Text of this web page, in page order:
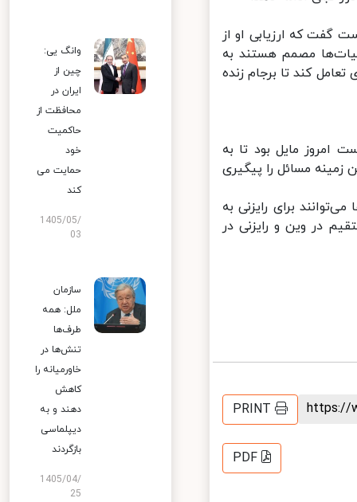
گفت که ارزیابی او از
مصمم هستند به
کند تا برجام زنده
مایل بود تا به
مسائل را پیگیری
برای رایزنی به
در وین و رایزنی در
PRINT
PDF
وانگ یی:
چین از
ایران در
محافظت از
حاکمیت
خود
حمایت می
کند
1405/05/
03
سازمان
ملل: همه
طرف‌ها
تنش‌ها در
خاورمیانه را
کاهش
دهند و به
دیپلماسی
بازگردند
1405/04/
25